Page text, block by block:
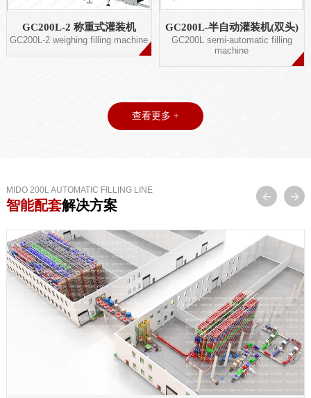
GC200L-2 称重式灌装机
GC200L-2 weighing filling machine
GC200L-半自动灌装机(双头)
GC200L semi-automatic filling
machine
查看更多 +
MIDO 200L AUTOMATIC FILLING LINE
智能配套解决方案